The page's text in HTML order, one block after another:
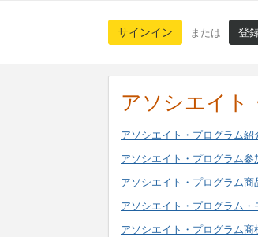
サインイン または 登
アソシエイト
アソシエイト・プログラム紹
アソシエイト・プログラム参
アソシエイト・プログラム商
アソシエイト・プログラム
アソシエイト・プログラム商